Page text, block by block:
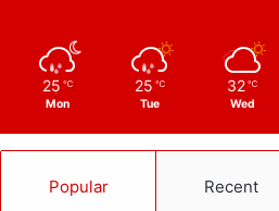
25 ℃
Mon
25 ℃
Tue
32 ℃
Wed
Popular Recent